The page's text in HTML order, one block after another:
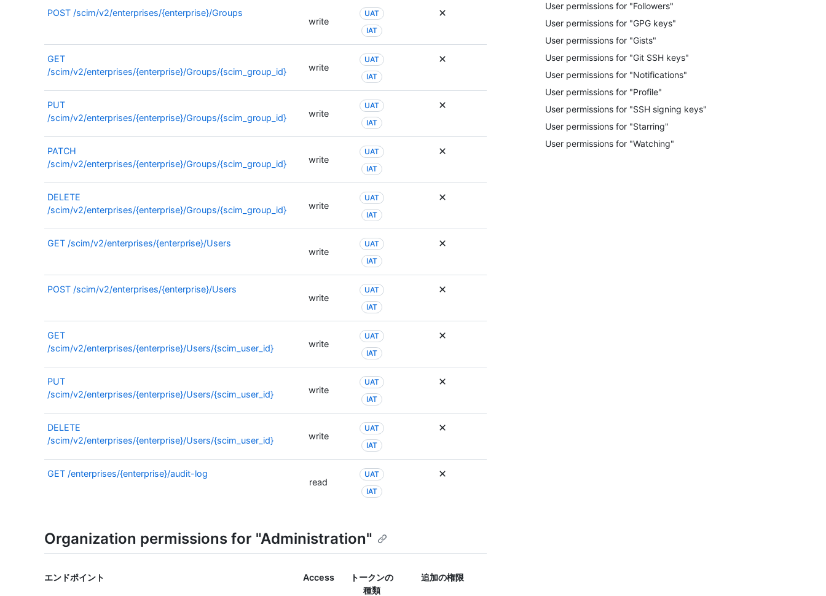
User permissions for "Followers"
User permissions for "GPG keys"
User permissions for "Gists"
User permissions for "Git SSH keys"
User permissions for "Notifications"
User permissions for "Profile"
User permissions for "SSH signing keys"
User permissions for "Starring"
User permissions for "Watching"
POST /scim/v2/enterprises/{enterprise}/Groups
write
UAT
IAT
GET
/scim/v2/enterprises/{enterprise}/Groups/{scim_group_id}
write
UAT
IAT
PUT
/scim/v2/enterprises/{enterprise}/Groups/{scim_group_id}
write
UAT
IAT
PATCH
/scim/v2/enterprises/{enterprise}/Groups/{scim_group_id}
write
UAT
IAT
DELETE
/scim/v2/enterprises/{enterprise}/Groups/{scim_group_id}
write
UAT
IAT
GET /scim/v2/enterprises/{enterprise}/Users
write
UAT
IAT
POST /scim/v2/enterprises/{enterprise}/Users
write
UAT
IAT
GET
/scim/v2/enterprises/{enterprise}/Users/{scim_user_id}
write
UAT
IAT
PUT
/scim/v2/enterprises/{enterprise}/Users/{scim_user_id}
write
UAT
IAT
DELETE
/scim/v2/enterprises/{enterprise}/Users/{scim_user_id}
write
UAT
IAT
GET /enterprises/{enterprise}/audit-log
read
UAT
IAT
Organization permissions for "Administration"
エンドポイント Access
トークンの
種類
追加の権限